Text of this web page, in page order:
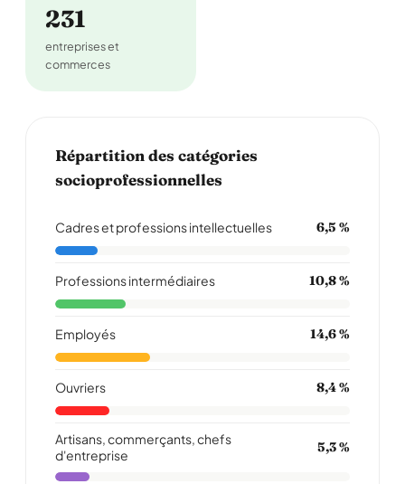
231
entreprises et
commerces
Répartition des catégories
socioprofessionnelles
Cadres et professions intellectuelles 6,5 %
Professions intermédiaires 10,8 %
Employés 14,6 %
Ouvriers 8,4 %
Artisans, commerçants, chefs
d'entreprise
5,3 %